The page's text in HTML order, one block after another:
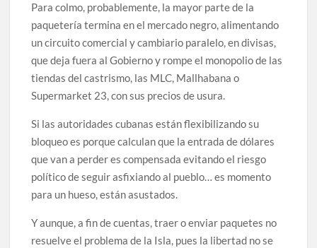
Para colmo, probablemente, la mayor parte de la
paquetería termina en el mercado negro, alimentando
un circuito comercial y cambiario paralelo, en divisas,
que deja fuera al Gobierno y rompe el monopolio de las
tiendas del castrismo, las MLC, Mallhabana o
Supermarket 23, con sus precios de usura.
Si las autoridades cubanas están flexibilizando su
bloqueo es porque calculan que la entrada de dólares
que van a perder es compensada evitando el riesgo
político de seguir asfixiando al pueblo… es momento
para un hueso, están asustados.
Y aunque, a fin de cuentas, traer o enviar paquetes no
resuelve el problema de la Isla, pues la libertad no se